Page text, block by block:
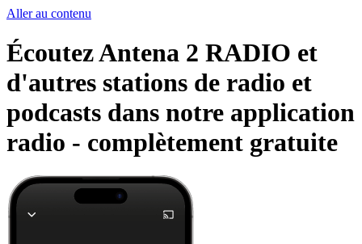
Aller au contenu
Écoutez Antena 2 RADIO et
d'autres stations de radio et
podcasts dans notre application
radio - complètement gratuite